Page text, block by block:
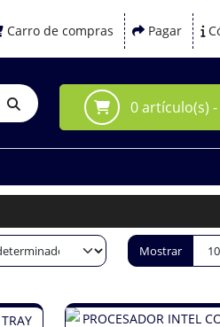
Carro de compras Pagar
0 artículo(s) -
Mostrar